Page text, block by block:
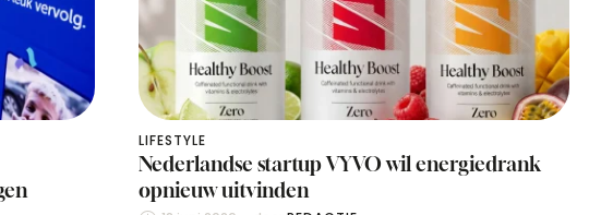
LIFESTYLE
Nederlandse startup VYVO wil energiedrank
opnieuw uitvinden